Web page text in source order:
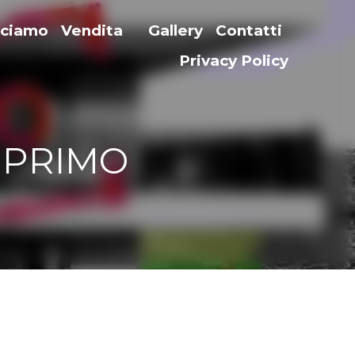
Vendita Gallery Contatti …